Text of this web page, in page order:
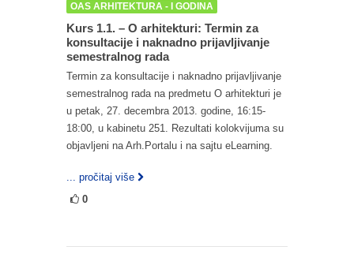
OAS ARHITEKTURA - I GODINA
Kurs 1.1. – O arhitekturi: Termin za
konsultacije i naknadno prijavljivanje
semestralnog rada
Termin za konsultacije i naknadno prijavljivanje
semestralnog rada na predmetu O arhitekturi je
u petak, 27. decembra 2013. godine, 16:15-
18:00, u kabinetu 251. Rezultati kolokvijuma su
objavljeni na Arh.Portalu i na sajtu eLearning.
... pročitaj više
0